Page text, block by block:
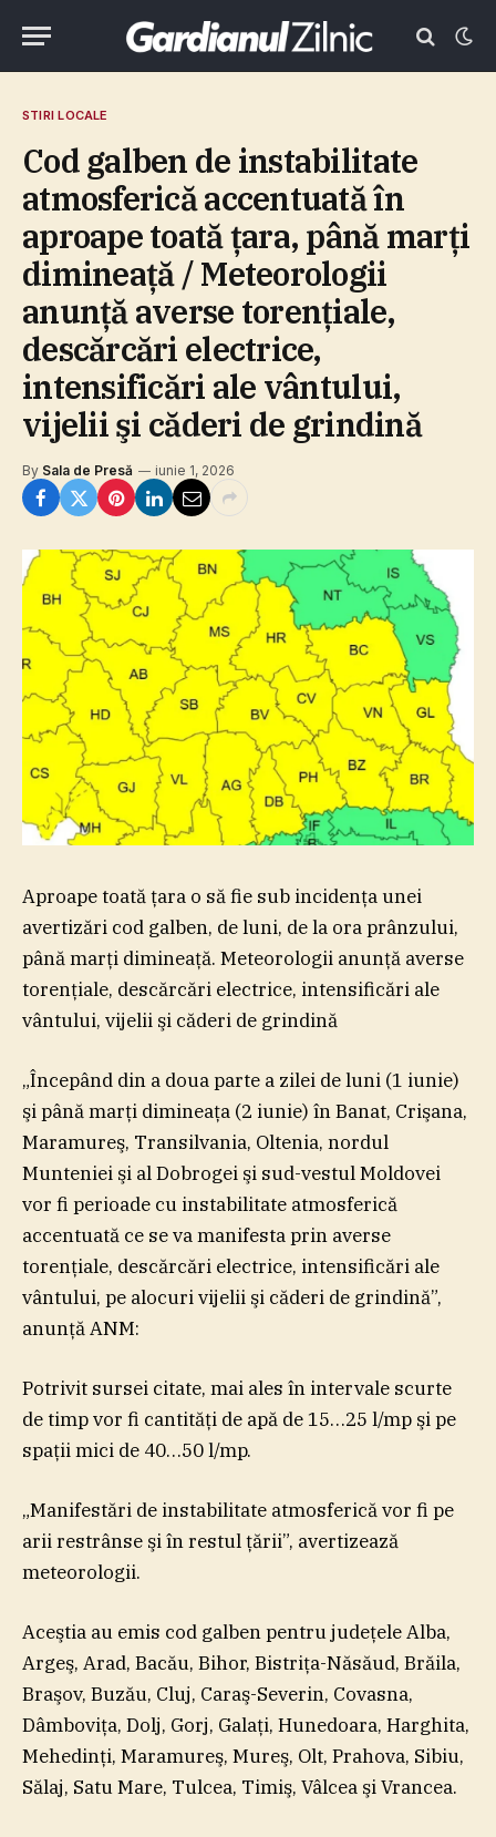
STIRI LOCALE
Cod galben de instabilitate
atmosferică accentuată în
aproape toată ţara, până marţi
dimineaţă / Meteorologii
anunţă averse torenţiale,
descărcări electrice,
intensificări ale vântului,
vijelii şi căderi de grindină
By Sala de Presă iunie 1, 2026
Aproape toată ţara o să fie sub incidenţa unei
avertizări cod galben, de luni, de la ora prânzului,
până marţi dimineaţă. Meteorologii anunţă averse
torenţiale, descărcări electrice, intensificări ale
vântului, vijelii şi căderi de grindină
„Începând din a doua parte a zilei de luni (1 iunie)
şi până marţi dimineaţa (2 iunie) în Banat, Crişana,
Maramureş, Transilvania, Oltenia, nordul
Munteniei şi al Dobrogei şi sud-vestul Moldovei
vor fi perioade cu instabilitate atmosferică
accentuată ce se va manifesta prin averse
torenţiale, descărcări electrice, intensificări ale
vântului, pe alocuri vijelii şi căderi de grindină”,
anunţă ANM:
Potrivit sursei citate, mai ales în intervale scurte
de timp vor fi cantităţi de apă de 15…25 l/mp şi pe
spaţii mici de 40…50 l/mp.
„Manifestări de instabilitate atmosferică vor fi pe
arii restrânse şi în restul ţării”, avertizează
meteorologii.
Aceştia au emis cod galben pentru judeţele Alba,
Argeş, Arad, Bacău, Bihor, Bistriţa-Năsăud, Brăila,
Braşov, Buzău, Cluj, Caraş-Severin, Covasna,
Dâmboviţa, Dolj, Gorj, Galaţi, Hunedoara, Harghita,
Mehedinţi, Maramureş, Mureş, Olt, Prahova, Sibiu,
Sălaj, Satu Mare, Tulcea, Timiş, Vâlcea şi Vrancea.